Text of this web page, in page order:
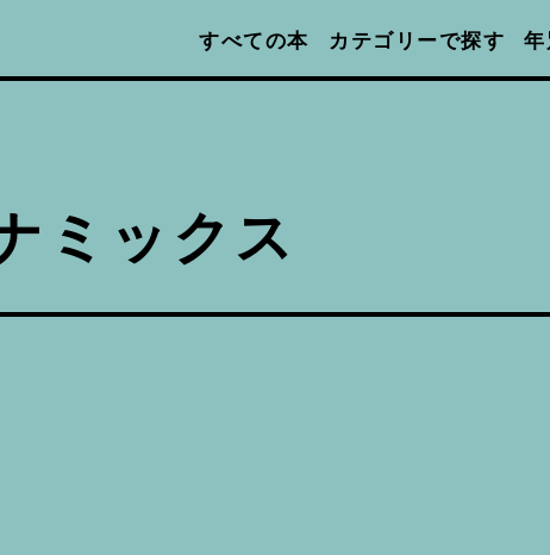
すべての本 カテゴリーで探す
ミックス